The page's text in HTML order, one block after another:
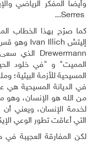
وأيضا المفكر الرياضي
Serres
...
كما صرّح بهذا الخطاب
إليتش Ivan Illich وهو قس
Drewermann الذي
المميت" و "في خلود
المسيحية للأزمة البيئية؛
في الديانة المسيحية هي
من الله هو الإنسان، وهو
لخدمة الإنسان، ويعني
التي أعاقت تطور الوعي
لكن المفارقة العجيبة